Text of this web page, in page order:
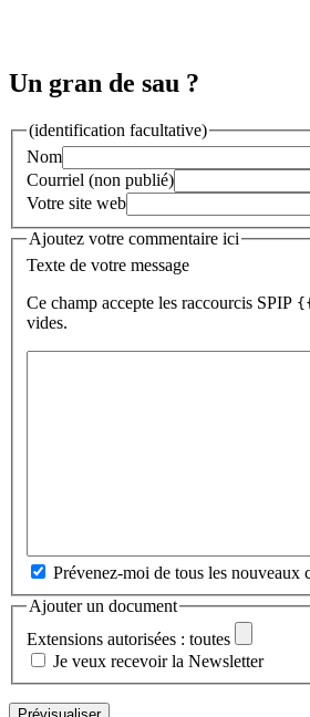
Un gran de sau ?
(identification facultative)
Nom
Courriel (non publié)
Votre site web
Ajoutez votre commentaire ici
Texte de votre message
Ce champ accepte les raccourcis SPIP
vides.
Prévenez-moi de tous les nouveaux
Ajouter un document
Extensions autorisées : toutes
Je veux recevoir la Newsletter